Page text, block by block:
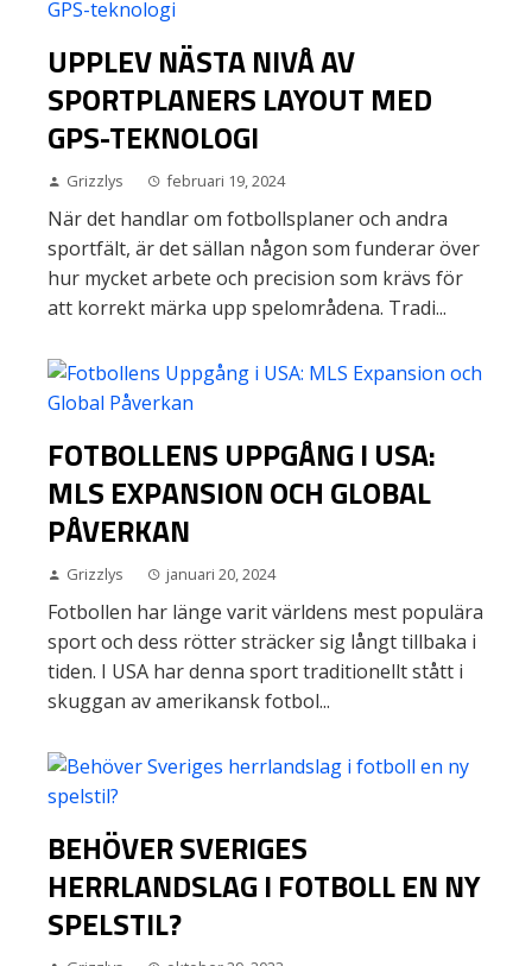
UPPLEV NÄSTA NIVÅ AV
SPORTPLANERS LAYOUT MED
GPS-TEKNOLOGI
Grizzlys februari 19, 2024
När det handlar om fotbollsplaner och andra
sportfält, är det sällan någon som funderar över
hur mycket arbete och precision som krävs för
att korrekt märka upp spelområdena. Tradi...
FOTBOLLENS UPPGÅNG I USA:
MLS EXPANSION OCH GLOBAL
PÅVERKAN
Grizzlys januari 20, 2024
Fotbollen har länge varit världens mest populära
sport och dess rötter sträcker sig långt tillbaka i
tiden. I USA har denna sport traditionellt stått i
skuggan av amerikansk fotbol...
BEHÖVER SVERIGES
HERRLANDSLAG I FOTBOLL EN NY
SPELSTIL?